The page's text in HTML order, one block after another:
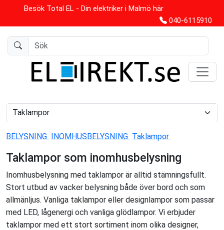
Besök Total EL - Din elektriker i Malmö här
040-6115910
BELYSNING INOMHUSBELYSNING Taklampor
Taklampor som inomhusbelysning
Inomhusbelysning med taklampor är alltid stämningsfullt.
Stort utbud av vacker belysning både över bord och som
allmänljus. Vanliga taklampor eller designlampor som passar
med LED, lågenergi och vanliga glödlampor. Vi erbjuder
taklampor med ett stort sortiment inom olika designer,